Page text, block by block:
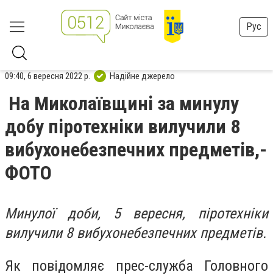
Рус
09:40, 6 вересня 2022 р. Надійне джерело
На Миколаївщині за минулу
добу піротехніки вилучили 8
вибухонебезпечних предметів,-
ФОТО
Минулої доби, 5 вересня, піротехніки
вилучили 8 вибухонебезпечних предметів.
Як повідомляє прес-служба Головного